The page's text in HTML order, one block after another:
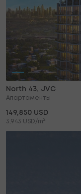
North 43, JVC
Апартаменты
149,850 USD
3,943 USD/m2